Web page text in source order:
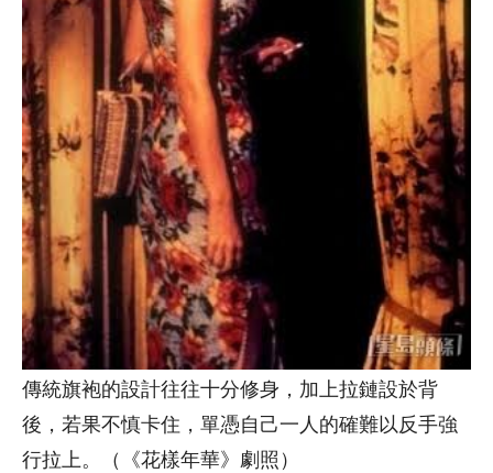
傳統旗袍的設計往往十分修身，加上拉鏈設於背
後，若果不慎卡住，單憑自己一人的確難以反手強
行拉上。（《花樣年華》劇照）